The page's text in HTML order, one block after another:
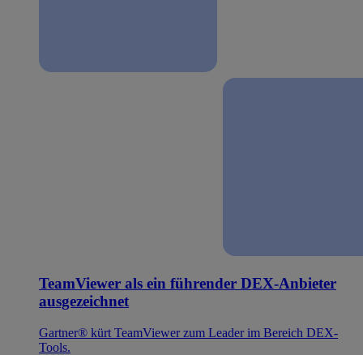
TeamViewer als ein führender DEX-Anbieter
ausgezeichnet
Gartner® kürt TeamViewer zum Leader im Bereich DEX-
Tools.